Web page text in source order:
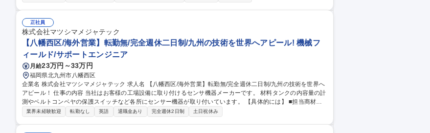
中で、画像処理のスペシャリストとして揺るぎない市場価値を築き、一生モノの技術を磨ける環境です。 募集職
種 【西区/ラインセンサカメラの画像処理ソフト開発】残業10h/国内TOPシェア
正社員
株式会社マツシマメジャテック
【八幡西区/海外営業】転勤無/完全週休二日制/九州の技術を世界へアピール! 機械フ
ィールド/サポートエンジニア
月給23万円～33万円
福岡県北九州市八幡西区
企業名 株式会社マツシマメジャテック 求人名 【八幡西区/海外営業】転勤無/完全週休二日制/九州の技術を世界へ
アピール！ 仕事の内容 当社はお客様の工場設備に取り付けるセンサ機器メーカーです。 材料タンクの内容量の計
測やベルトコンベヤの保護スイッチなど各所にセンサー機器が取り付いています。 【具体的には】 ■担当商材は
産業用計測機器の販売が主務となります。 ■最初はご自身の力だけでなく、当社海外法人や海外代理店の協力しな
業界未経験歓迎 転勤なし 英語 退職金あり 完全週休2日制 土日祝休み